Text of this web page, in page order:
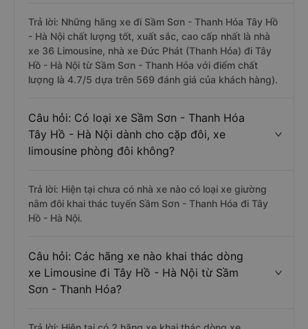
Trả lời: Những hãng xe đi Sầm Sơn - Thanh Hóa Tây Hồ
- Hà Nội chất lượng tốt, xuất sắc, cao cấp nhất là nhà
xe 36 Limousine, nhà xe Đức Phát (Thanh Hóa) đi Tây
Hồ - Hà Nội từ Sầm Sơn - Thanh Hóa với điểm chất
lượng là 4.7/5 dựa trên 569 đánh giá của khách hàng).
Câu hỏi: Có loại xe Sầm Sơn - Thanh Hóa
Tây Hồ - Hà Nội dành cho cặp đôi, xe
limousine phòng đôi không?
Trả lời: Hiện tại chưa có nhà xe nào có loại xe giường
nằm đôi khai thác tuyến Sầm Sơn - Thanh Hóa đi Tây
Hồ - Hà Nội.
Câu hỏi: Các hãng xe nào khai thác dòng
xe Limousine đi Tây Hồ - Hà Nội từ Sầm
Sơn - Thanh Hóa?